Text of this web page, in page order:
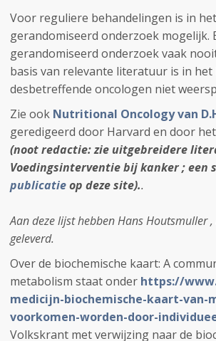
Voor reguliere behandelingen is in
gerandomiseerd onderzoek
gerandomiseerd onderzoek vaak
basis van relevante literatuur is in het
desbetreffende oncologen niet
Zie ook Nutritional Oncology van
geredigeerd door Harvard en door
(noot redactie: zie uitgebreidere
Voedingsinterventie bij kanker ; een
publicatieop deze site)..
Aan deze lijst hebben Hans Houtsmuller
geleverd.
Over de biochemische kaart: A
metabolism staat onder https://
medicijn-biochemische-kaart-
voorkomen-worden-door-
Volkskrant met verwijzing naar de